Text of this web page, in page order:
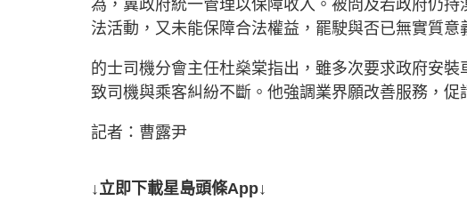
為，冀政府統一管理以保障收入。被問及若政府仍
法活動，又未能保障合法權益，罷駛與否已無實質
的士司機分會主任杜燊棠指出，雖多次要求政府安
致司機與乘客糾紛不斷。他強調業界願改善服務，促
記者：曹露尹
↓立即下載星島頭條App↓